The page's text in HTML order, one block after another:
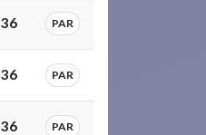
36 PAR
36 PAR
36 PAR